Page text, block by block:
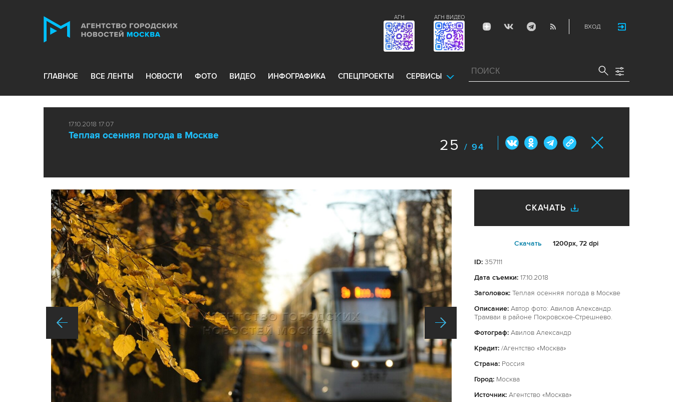
ВХОД
АГН ВИДЕО
АГН
ГЛАВНОЕ ВСЕ ЛЕНТЫ НОВОСТИ ФОТО ВИДЕО ИНФОГРАФИКА СПЕЦПРОЕКТЫ СЕРВИСЫ
17.10.2018 17:07
Теплая осенняя погода в Москве
25 / 94
СКАЧАТЬ
Cкачать 1200px, 72 dpi
ID: 357111
Дата съемки: 17.10.2018
Заголовок: Теплая осенняя погода в Москве
Описание: Автор фото: Авилов Александр.
Трамваи в районе Покровское-Стрешнево.
Фотограф: Авилов Александр
Кредит: /Агентство «Москва»
Страна: Россия
Город: Москва
Источник: Агентство «Москва»